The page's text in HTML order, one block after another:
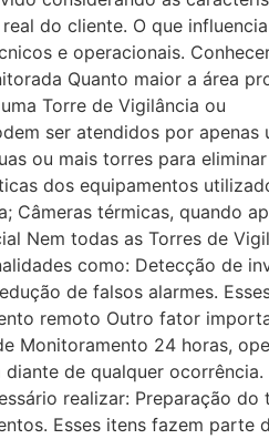
do cliente. O que
e operacionais.
Quanto maior a área
Torre de Vigilância ou
ser atendidos por apenas
ou mais torres para
dos equipamentos
Câmeras térmicas, quando
Nem todas as Torres de
como: Detecção de
de falsos alarmes.
remoto Outro fator
Monitoramento 24 horas,
de qualquer ocorrência.
realizar: Preparação do
Esses itens fazem parte